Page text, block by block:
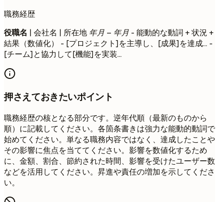
職務経歴
役職名 | 会社名 | 所在地 年月 – 年月 - 能動的な動詞 + 状況 +
結果（数値化） - [プロジェクト]を主導し、[成果]を達成... -
[チーム]と協力して[機能]を実装...
押さえておきたいポイント
職務経歴の核となる部分です。逆年代順（最新のものから
順）に記載してください。各箇条書きは強力な能動的動詞で
始めてください。単なる職務内容ではなく、達成したことや
その影響に焦点を当ててください。影響を数値化するため
に、金額、割合、節約された時間、影響を受けたユーザー数
などを活用してください。昇進や責任の増加を示してくださ
い。